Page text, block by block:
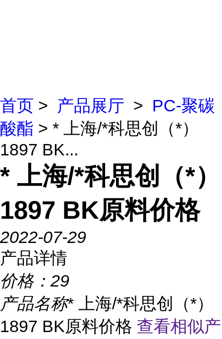
首页 > 产品展厅 > PC-聚碳
酸酯 > * 上海/*科思创（*）
1897 BK...
* 上海/*科思创（*）
1897 BK原料价格
2022-07-29
产品详情
价格： 29
产品名称* 上海/*科思创（*）
1897 BK原料价格 查看相似产